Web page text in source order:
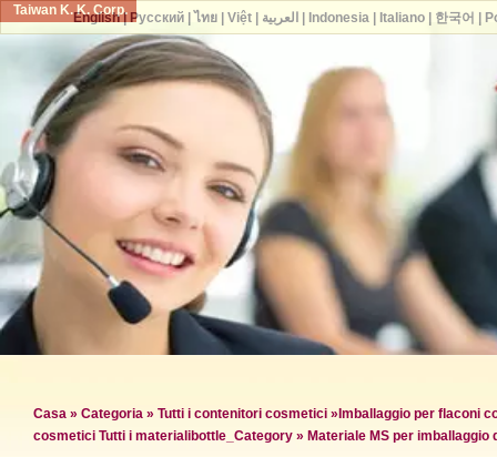
Taiwan K. K. Corp.
Casa » Categoria » Tutti i contenitori cosmetici » Imballaggio per flaconi
cosmetici Tutti i materialibottle_Category » Materiale MS per
English| Русский| ไทย| Việt| العربية Indonesia| Italiano| 한국어